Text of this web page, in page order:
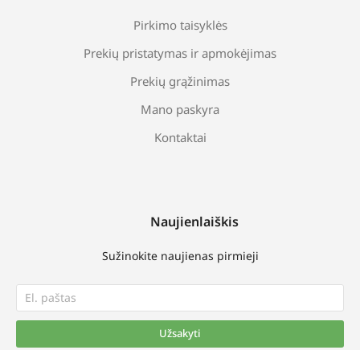
Pirkimo taisyklės
Prekių pristatymas ir apmokėjimas
Prekių grąžinimas
Mano paskyra
Kontaktai
Naujienlaiškis
Sužinokite naujienas pirmieji
Užsakyti